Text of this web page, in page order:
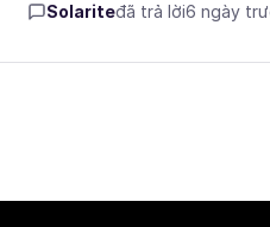
Solariteđã trả lời6 ngày